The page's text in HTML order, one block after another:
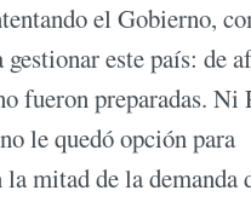
el Gobierno,
este país: de
fueron preparadas. Ni
le quedó opción para
mitad de la demanda